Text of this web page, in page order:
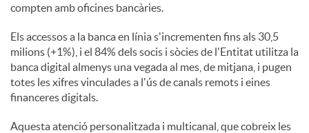
compten amb oficines bancàries.
Els accessos a la banca en línia s'incrementen fins als 30,5
milions (+1%), i el 84% dels socis i sòcies de l'Entitat utilitza la
banca digital almenys una vegada al mes, de mitjana, i pugen
totes les xifres vinculades a l'ús de canals remots i eines
financeres digitals.
Aquesta atenció personalitzada i multicanal, que cobreix les